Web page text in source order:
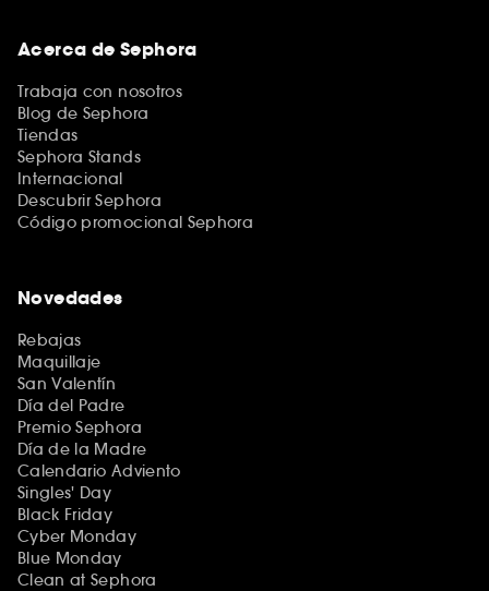
Acerca de Sephora
Trabaja con nosotros
Blog de Sephora
Tiendas
Sephora Stands
Internacional
Descubrir Sephora
Código promocional Sephora
Novedades
Rebajas
Maquillaje
San Valentín
Día del Padre
Premio Sephora
Día de la Madre
Calendario Adviento
Singles' Day
Black Friday
Cyber Monday
Blue Monday
Clean at Sephora